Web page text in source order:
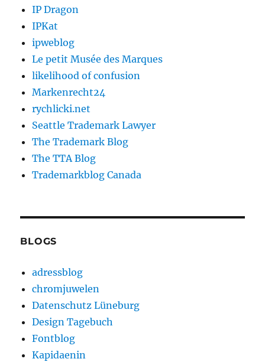
IP Dragon
IPKat
ipweblog
Le petit Musée des Marques
likelihood of confusion
Markenrecht24
rychlicki.net
Seattle Trademark Lawyer
The Trademark Blog
The TTA Blog
Trademarkblog Canada
BLOGS
adressblog
chromjuwelen
Datenschutz Lüneburg
Design Tagebuch
Fontblog
Kapidaenin